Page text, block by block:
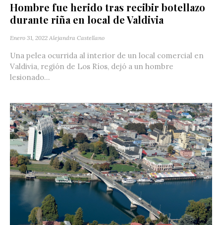
Hombre fue herido tras recibir botellazo
durante riña en local de Valdivia
Enero 31, 2022 Alejandra Castellano
Una pelea ocurrida al interior de un local comercial en
Valdivia, región de Los Ríos, dejó a un hombre
lesionado...